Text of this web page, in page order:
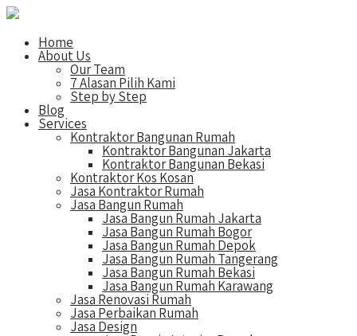
Home
About Us
Our Team
7 Alasan Pilih Kami
Step by Step
Blog
Services
Kontraktor Bangunan Rumah
Kontraktor Bangunan Jakarta
Kontraktor Bangunan Bekasi
Kontraktor Kos Kosan
Jasa Kontraktor Rumah
Jasa Bangun Rumah
Jasa Bangun Rumah Jakarta
Jasa Bangun Rumah Bogor
Jasa Bangun Rumah Depok
Jasa Bangun Rumah Tangerang
Jasa Bangun Rumah Bekasi
Jasa Bangun Rumah Karawang
Jasa Renovasi Rumah
Jasa Perbaikan Rumah
Jasa Design